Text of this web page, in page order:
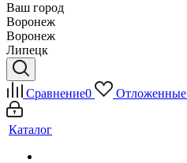
Ваш город
Воронеж
Воронеж
Липецк
Сравнение0 Отложенные
Каталог